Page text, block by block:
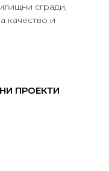
сгради,
качество и
ПРОЕКТИ